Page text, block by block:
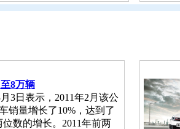
8万辆
3日表示，2011年2月该公
销量增长了10%，达到了
数的增长。2011年前两